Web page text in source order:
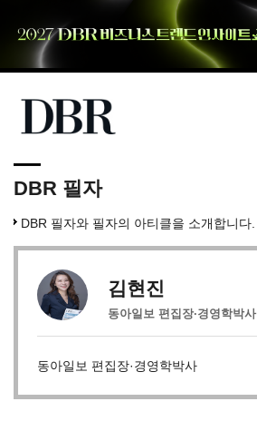
DBR 필자
DBR 필자와 필자의 아티클을 소개합니다.
김현진
동아일보 편집장·경영학박사
동아일보 편집장·경영학박사